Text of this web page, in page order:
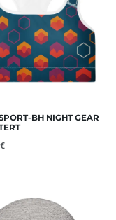
BH NIGHT GEAR
€